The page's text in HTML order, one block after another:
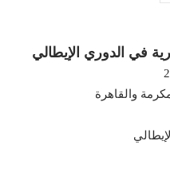
في الدوري الإيطالي